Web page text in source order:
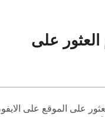
العثور على
على الموقع على